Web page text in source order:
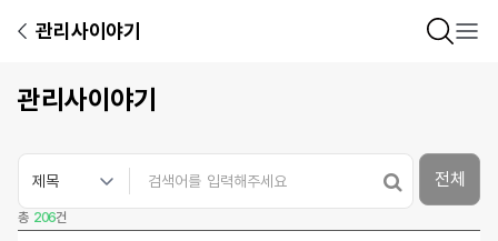
관리사이야기
관리사이야기
총 206건
전체